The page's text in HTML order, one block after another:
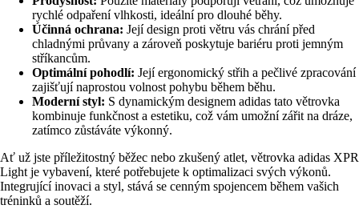
rychlé odpaření vlhkosti, ideální pro dlouhé běhy.
Účinná ochrana: Její design proti větru vás chrání před
chladnými průvany a zároveň poskytuje bariéru proti jemným
stříkancům.
Optimální pohodlí: Její ergonomický střih a pečlivé zpracování
zajišťují naprostou volnost pohybu během běhu.
Moderní styl: S dynamickým designem adidas tato větrovka
kombinuje funkčnost a estetiku, což vám umožní zářit na dráze,
zatímco zůstáváte výkonný.
Ať už jste příležitostný běžec nebo zkušený atlet, větrovka adidas XPR
Light je vybavení, které potřebujete k optimalizaci svých výkonů.
Integrující inovaci a styl, stává se cenným spojencem během vašich
tréninků a soutěží.